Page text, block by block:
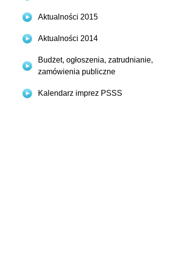
Aktualności 2015
Aktualności 2014
Budżet, ogłoszenia, zatrudnianie,
zamówienia publiczne
Kalendarz imprez PSSS